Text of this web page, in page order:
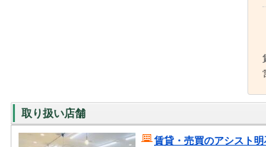
取り扱い店舗
賃貸・売買のアシスト